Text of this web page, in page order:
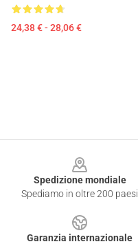
24,38 € - 28,06 €
Spedizione mondiale
Spediamo in oltre 200 paesi
Garanzia internazionale